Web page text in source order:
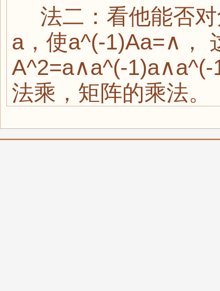
法二：看他能否
a，使a^(-1)Aa=∧，
A^2=a∧a^(-1)a∧a^(-
法乘，矩阵的乘法。